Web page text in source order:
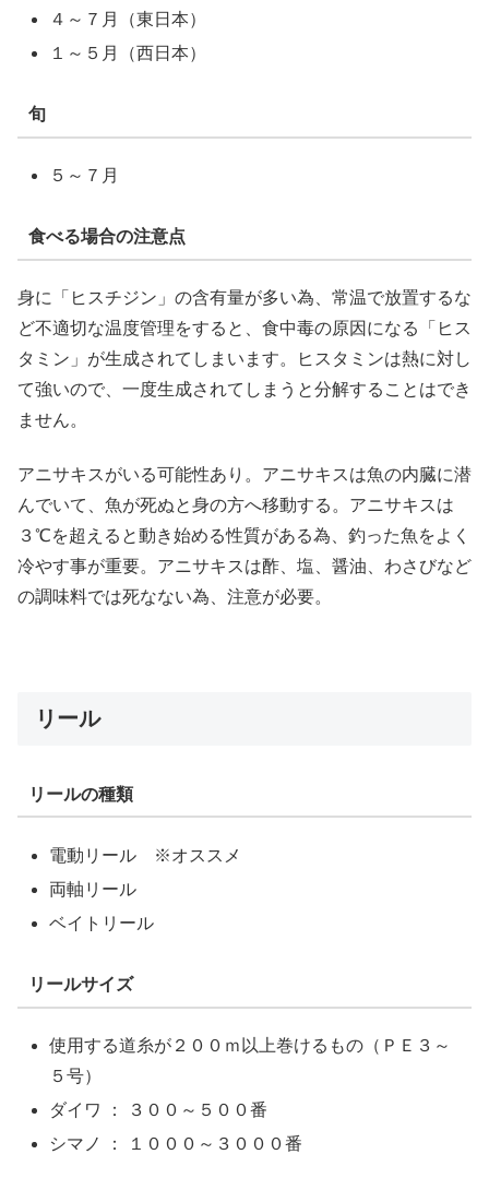
４～７月（東日本）
１～５月（西日本）
旬
５～７月
食べる場合の注意点
身に「ヒスチジン」の含有量が多い為、常温で放置するな
ど不適切な温度管理をすると、食中毒の原因になる「ヒス
タミン」が生成されてしまいます。ヒスタミンは熱に対し
て強いので、一度生成されてしまうと分解することはでき
ません。
アニサキスがいる可能性あり。アニサキスは魚の内臓に潜
んでいて、魚が死ぬと身の方へ移動する。アニサキスは
３℃を超えると動き始める性質がある為、釣った魚をよく
冷やす事が重要。アニサキスは酢、塩、醤油、わさびなど
の調味料では死なない為、注意が必要。
リール
リールの種類
電動リール ※オススメ
両軸リール
ベイトリール
リールサイズ
使用する道糸が２００ｍ以上巻けるもの（ＰＥ３～
５号）
ダイワ ： ３００～５００番
シマノ ： １０００～３０００番